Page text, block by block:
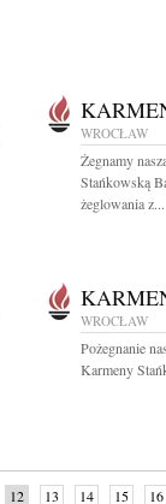
WROCŁAW
Żegnamy
Stańkowską
żeglowania z...
WROCŁAW
Pożegnanie
Karmeny
12 13 14 15 16